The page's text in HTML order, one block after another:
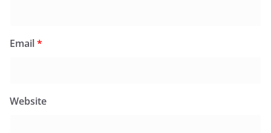
Email*
Website